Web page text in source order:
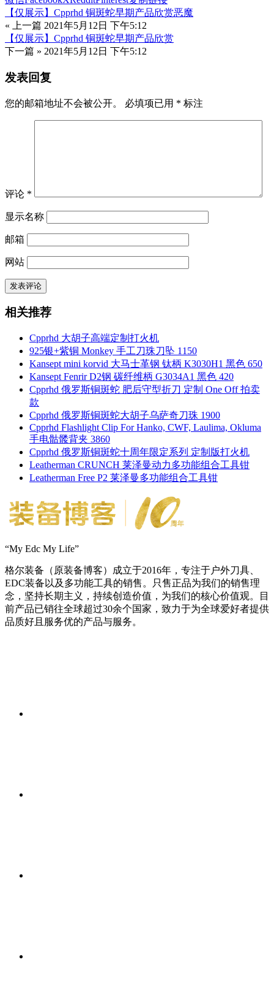
【仅展示】Cpprhd 铜斑蛇早期产品欣赏恶魔
« 上一篇 2021年5月12日 下午5:12
【仅展示】Cpprhd 铜斑蛇早期产品欣赏
下一篇 » 2021年5月12日 下午5:12
发表回复
您的邮箱地址不会被公开。 必填项已用 * 标注
评论 *
显示名称
邮箱
网站
相关推荐
Cpprhd 大胡子高端定制打火机
925银+紫铜 Monkey 手工刀珠刀坠 1150
Kansept mini korvid 大马士革钢 钛柄 K3030H1 黑色 650
Kansept Fenrir D2钢 碳纤维柄 G3034A1 黑色 420
Cpprhd 俄罗斯铜斑蛇 肥后守型折刀 定制 One Off 拍卖
款
Cpprhd 俄罗斯铜斑蛇大胡子乌萨奇刀珠 1900
Cpprhd Flashlight Clip For Hanko, CWF, Laulima, Okluma
手电骷髅背夹 3860
Cpprhd 俄罗斯铜斑蛇十周年限定系列 定制版打火机
Leatherman CRUNCH 莱泽曼动力多功能组合工具钳
Leatherman Free P2 莱泽曼多功能组合工具钳
“My Edc My Life”
格尔装备（原装备博客）成立于2016年，专注于户外刀具、
EDC装备以及多功能工具的销售。只售正品为我们的销售理
念，坚持长期主义，持续创造价值，为我们的核心价值观。目
前产品已销往全球超过30余个国家，致力于为全球爱好者提供
品质好且服务优的产品与服务。